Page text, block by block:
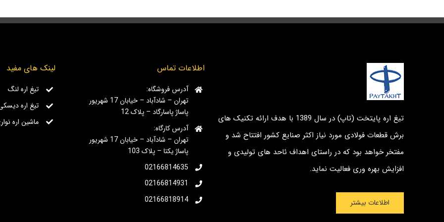
تیغ اره پایتخت (تاپ) در سال 1389 با هدف ارائه تکنیک های
برش قطعات فولادی مورد نیاز اکثر صنایع کشور افتتاح شد و
مفتخر خواهد بود که در راستای اهداف ئاحد های تولیدی و
افزایش بهره وری فعالیت نماید.
اطلاعات بیشتر
اطلاعات تماس
آدرس فروشگاه:
تهران – شادآباد – خیابان 17 شهریور
پاساژ پاسارگاد – پلاک 12
آدرس کارگاه:
تهران – شادآباد – خیابان 17 شهریور
پاساژ یکتا – پلاک 103
02166814635
02166814931
02166818914
لینک های مفید
تیغ اره لنگ
تیغ اره
ماشین اره